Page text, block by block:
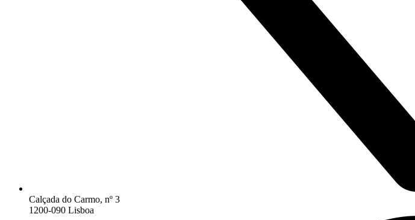
Calçada do Carmo, nº 3
1200-090 Lisboa